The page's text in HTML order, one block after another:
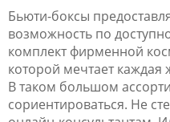
Бьюти-боксы
возможность по
комплект фирменной
которой мечтает
В таком большом
сориентироваться. Не